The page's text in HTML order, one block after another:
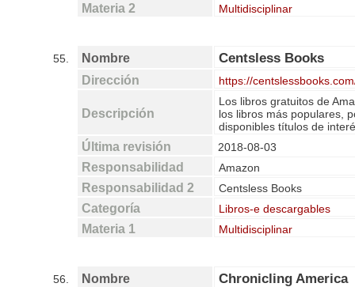
Materia 2 Multidisciplinar
55. Nombre Centsless Books
Dirección https://
Descripción
Los libros gratuitos de
los libros más populares,
disponibles títulos de
Última revisión 2018-08-03
Responsabilidad Amazon
Responsabilidad 2 Centsless Books
Categoría Libros-e descargables
Materia 1 Multidisciplinar
56. Nombre Chronicling America